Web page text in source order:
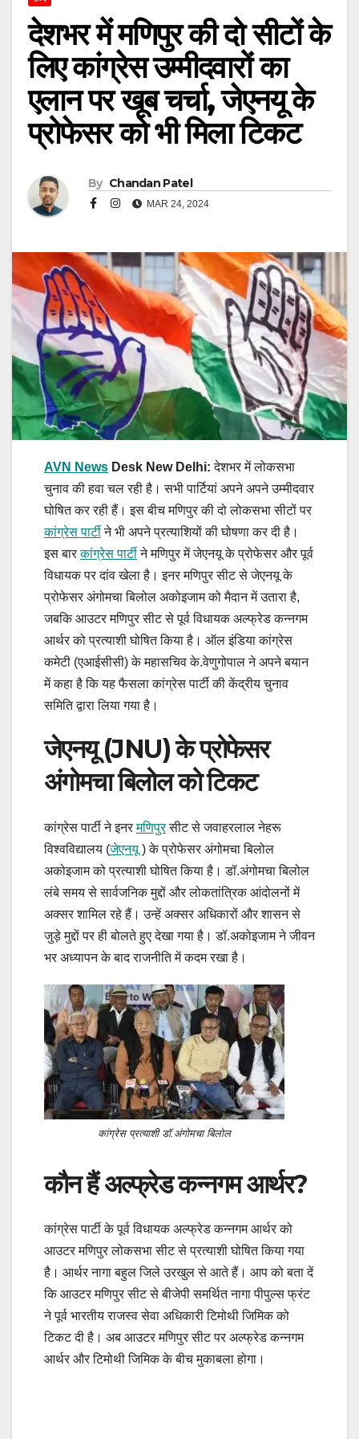
देशभर में मणिपुर की दो सीटों के
लिए कांग्रेस उम्मीदवारों का
एलान पर खूब चर्चा, जेएनयू के
प्रोफेसर को भी मिला टिकट
By Chandan Patel
MAR 24, 2024
AVN News Desk New Delhi: देशभर में लोकसभा
चुनाव की हवा चल रही है। सभी पार्टियां अपने अपने उम्मीदवार
घोषित कर रही हैं। इस बीच मणिपुर की दो लोकसभा सीटों पर
कांग्रेस पार्टीने भी अपने प्रत्याशियों की घोषणा कर दी है।
इस बारकांग्रेस पार्टीने मणिपुर में जेएनयू के प्रोफेसर और पूर्व
विधायक पर दांव खेला है। इनर मणिपुर सीट से जेएनयू के
प्रोफेसर अंगोमचा बिलोल अकोइजाम को मैदान में उतारा है,
जबकि आउटर मणिपुर सीट से पूर्व विधायक अल्फ्रेड कन्नगम
आर्थर को प्रत्याशी घोषित किया है। ऑल इंडिया कांग्रेस
कमेटी (एआईसीसी) के महासचिव के.वेणुगोपाल ने अपने बयान
में कहा है कि यह फैसला कांग्रेस पार्टी की केंद्रीय चुनाव
समिति द्वारा लिया गया है।
जेएनयू (JNU) के प्रोफेसर
अंगोमचा बिलोल को टिकट
कांग्रेस पार्टी ने इनरमणिपुरसीट से जवाहरलाल नेहरू
विश्वविद्यालय (जेएनयू ) के प्रोफेसर अंगोमचा बिलोल
अकोइजाम को प्रत्याशी घोषित किया है। डॉ.अंगोमचा बिलोल
लंबे समय से सार्वजनिक मुद्दों और लोकतांत्रिक आंदोलनों में
अक्सर शामिल रहे हैं। उन्हें अक्सर अधिकारों और शासन से
जुड़े मुद्दों पर ही बोलते हुए देखा गया है। डॉ.अकोइजाम ने जीवन
भर अध्यापन के बाद राजनीति में कदम रखा है।
कांग्रेस प्रत्याशी डॉ.अंगोमचा बिलोल
कौन हैं अल्फ्रेड कन्नगम आर्थर?
कांग्रेस पार्टी के पूर्व विधायक अल्फ्रेड कन्नगम आर्थर को
आउटर मणिपुर लोकसभा सीट से प्रत्याशी घोषित किया गया
है। आर्थर नागा बहुल जिले उरखुल से आते हैं। आप को बता दें
कि आउटर मणिपुर सीट से बीजेपी समर्थित नागा पीपुल्स फ्रंट
ने पूर्व भारतीय राजस्व सेवा अधिकारी टिमोथी जिमिक को
टिकट दी है। अब आउटर मणिपुर सीट पर अल्फ्रेड कन्नगम
आर्थर और टिमोथी जिमिक के बीच मुकाबला होगा।